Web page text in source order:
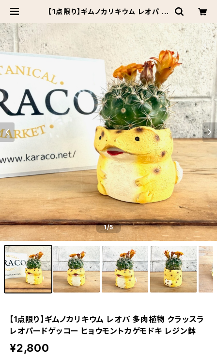
【1点限り】ギムノカリキウム レオパ 多
ー ヒョウモントカゲモドキ レジン鉢 |
Botanical Market KARACO
1/5
【1点限り】ギムノカリキウム レオパ 多肉植物 クラッスラ
レオパードゲッコー ヒョウモントカゲモドキ レジン鉢
¥2,800